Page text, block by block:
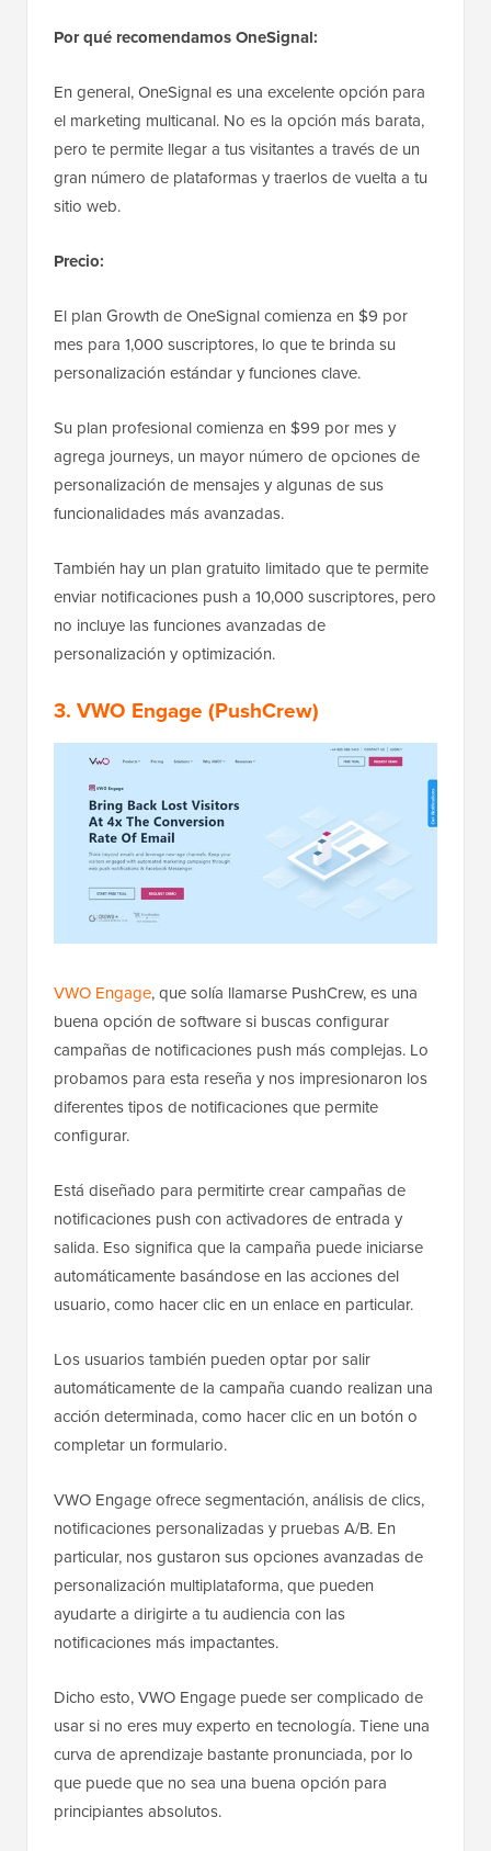
Por qué recomendamos OneSignal:
En general, OneSignal es una excelente opción para
el marketing multicanal. No es la opción más barata,
pero te permite llegar a tus visitantes a través de un
gran número de plataformas y traerlos de vuelta a tu
sitio web.
Precio:
El plan Growth de OneSignal comienza en $9 por
mes para 1,000 suscriptores, lo que te brinda su
personalización estándar y funciones clave.
Su plan profesional comienza en $99 por mes y
agrega journeys, un mayor número de opciones de
personalización de mensajes y algunas de sus
funcionalidades más avanzadas.
También hay un plan gratuito limitado que te permite
enviar notificaciones push a 10,000 suscriptores, pero
no incluye las funciones avanzadas de
personalización y optimización.
3. VWO Engage (PushCrew)
VWO Engage, que solía llamarse PushCrew, es una
buena opción de software si buscas configurar
campañas de notificaciones push más complejas. Lo
probamos para esta reseña y nos impresionaron los
diferentes tipos de notificaciones que permite
configurar.
Está diseñado para permitirte crear campañas de
notificaciones push con activadores de entrada y
salida. Eso significa que la campaña puede iniciarse
automáticamente basándose en las acciones del
usuario, como hacer clic en un enlace en particular.
Los usuarios también pueden optar por salir
automáticamente de la campaña cuando realizan una
acción determinada, como hacer clic en un botón o
completar un formulario.
VWO Engage ofrece segmentación, análisis de clics,
notificaciones personalizadas y pruebas A/B. En
particular, nos gustaron sus opciones avanzadas de
personalización multiplataforma, que pueden
ayudarte a dirigirte a tu audiencia con las
notificaciones más impactantes.
Dicho esto, VWO Engage puede ser complicado de
usar si no eres muy experto en tecnología. Tiene una
curva de aprendizaje bastante pronunciada, por lo
que puede que no sea una buena opción para
principiantes absolutos.